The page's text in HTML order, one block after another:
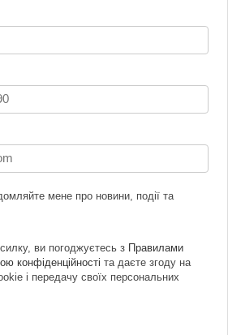
мене про новини, події та
ви погоджуєтесь з Правилами
конфіденційності та даєте згоду на
і передачу своїх персональних